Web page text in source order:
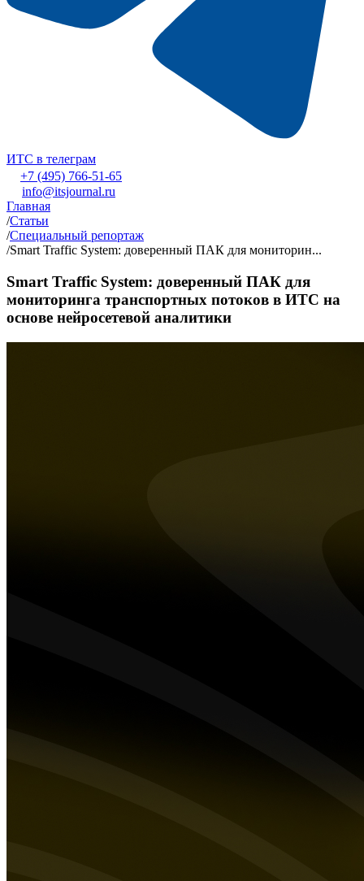
ИТС в телеграм
+7 (495) 766-51-65
info@itsjournal.ru
Главная
/Статьи
/Специальный репортаж
/Smart Traffic System: доверенный ПАК для мониторин...
Smart Traffic System: доверенный ПАК для
мониторинга транспортных потоков в ИТС на
основе нейросетевой аналитики